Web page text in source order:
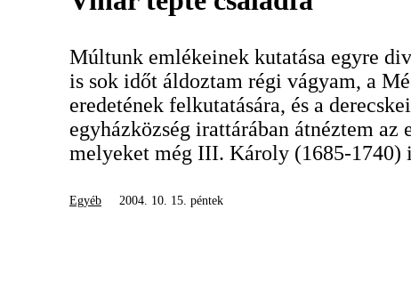
Múltunk emlékeinek kutatása egyre
is sok időt áldoztam régi vágyam, a
eredetének felkutatására, és a
egyházközség irattárában átnéztem
melyeket még III. Károly (1685-1740)
Egyéb 2004. 10. 15. péntek